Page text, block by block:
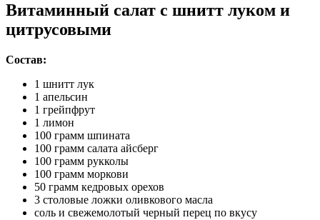
Витаминный салат с шнитт луком и
цитрусовыми
Состав:
1 шнитт лук
1 апельсин
1 грейпфрут
1 лимон
100 грамм шпината
100 грамм салата айсберг
100 грамм рукколы
100 грамм моркови
50 грамм кедровых орехов
3 столовые ложки оливкового масла
соль и свежемолотый черный перец по вкусу